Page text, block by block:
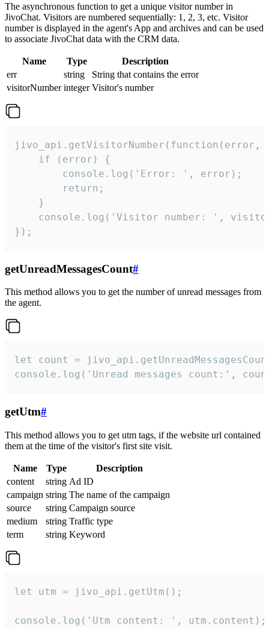
The asynchronous function to get a unique visitor number in
JivoChat. Visitors are numbered sequentially: 1, 2, 3, etc. Visitor
number is displayed in the agent's App and archives and can be used
to associate JivoChat data with the CRM data.
Name Type
Description
err
string
String that contains the error
visitorNumber integer Visitor's number
jivo_api.getVisitorNumber(function(error,
    if (error) {
        console.log('Error: ', error);
        return;
    }
console.log('Visitor number: ',
});
getUnreadMessagesCount#
This method allows you to get the number of unread messages from
the agent.
let count =
console.log('Unread messages count:',
getUtm#
This method allows you to get utm tags, if the website url contained
them at the time of the visitor's first site visit.
Name Type
Description
content
string Ad ID
campaign string The name of the campaign
source
string Campaign source
medium
string Traffic type
term
string Keyword
let utm = jivo_api.getUtm();
console.log('Utm content: ', utm.content);